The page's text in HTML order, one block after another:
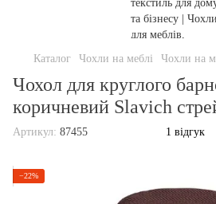
Каталог Чохли на меблі Чохли на
Чохол для круглого
коричневий Slavich
Артикул: 87455 1 відгук
−22%